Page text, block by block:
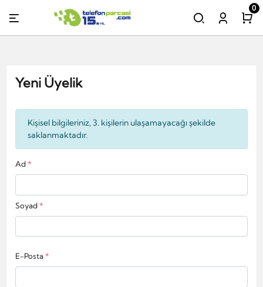
0
Yeni Üyelik
Kişisel bilgileriniz, 3. kişilerin ulaşamayacağı şekilde
saklanmaktadır.
Ad*
Soyad*
E-Posta*